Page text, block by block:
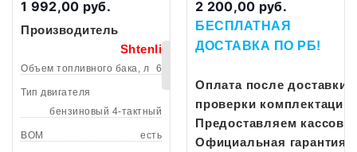
пониженная передача
1 992,00 руб.
Производитель
Shtenli
Объем топливного бака, л 6
Тип двигателя
бензиновый 4-тактный
ВОМ есть
В
+ Прицеп
2 200,00 руб.
БЕСПЛАТНАЯ
ДОСТАВКА ПО РБ!
Оплата после доставки
проверки комплектации;
Предоставляем
Официальная гарантия